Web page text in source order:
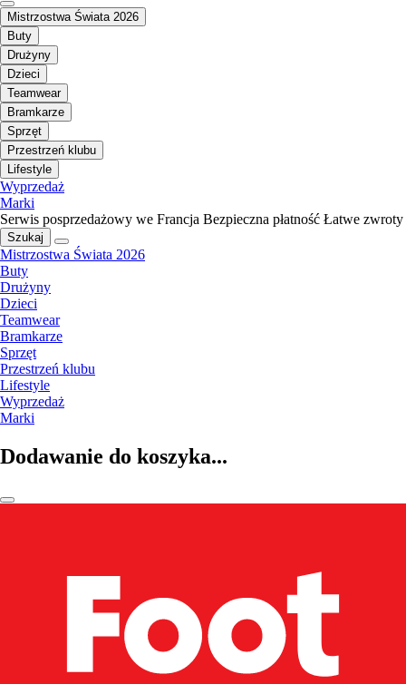
Mistrzostwa Świata 2026
Buty
Drużyny
Dzieci
Teamwear
Bramkarze
Sprzęt
Przestrzeń klubu
Lifestyle
Wyprzedaż
Marki
Serwis posprzedażowy we Francja Bezpieczna płatność Łatwe zwroty
Szukaj
Mistrzostwa Świata 2026
Buty
Drużyny
Dzieci
Teamwear
Bramkarze
Sprzęt
Przestrzeń klubu
Lifestyle
Wyprzedaż
Marki
Dodawanie do koszyka...